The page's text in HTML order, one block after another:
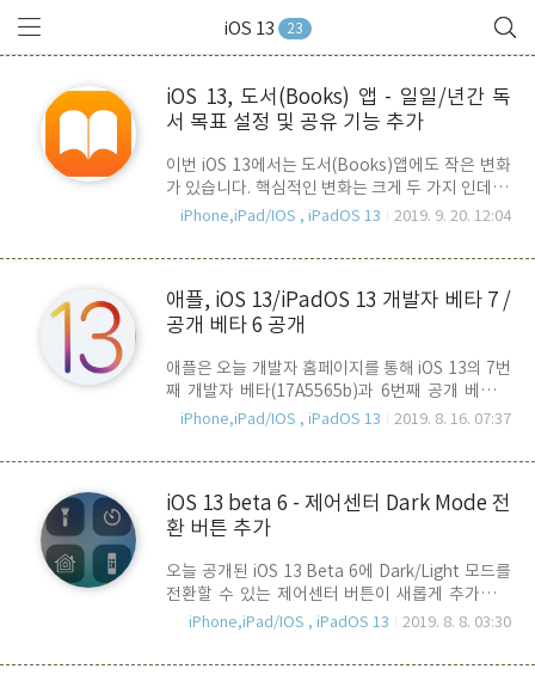
iOS 13 23
iOS 13, 도서(Books) 앱 - 일일/년간 독
서 목표 설정 및 공유 기능 추가
이번 iOS 13에서는 도서(Books)앱에도 작은 변화
가 있습니다. 핵심적인 변화는 크게 두 가지 인데요.
바로 "독서 목표" 기능과 "목표달성 SNS 공유" 기
이 변경된 것을 확인할 수 있습니다. 제일 상단에는
의 이미지에서는 아직 읽고 있는 책이 없기 때문에
안내 문구가 대신하고 있는 것을 알 수 있습니다. 북
최초 실행의 경우에만 나타나고 책을 읽으면 나타
나지 않습니다. 북 스토어 검색은 화면 하단의 북스
토어 아이콘을 사용하면 됩니다. 메인 화면 가장 하
다. 목표 그래프를 터치하면, 아래와 같이 하루 일..
iPhone,iPad/IOS , iPadOS 13 2019. 9. 20. 12:04
애플, iOS 13/iPadOS 13 개발자 베타 7 /
공개 베타 6 공개
애플은 오늘 개발자 홈페이지를 통해 iOS 13의 7번
째 개발자 베타(17A5565b)과 6번째 공개 베타버
전을 동시에 공개 했습니다. 개발자 버전과 공개 베
도가 높아지고, 정식버전의 출시가 멀지 않았다는
/ iPadOS 13 개발자 베타 7을 처음 기기에 업데이
트 할 때 표시되는 안내 페이지에 사용될 내부 이미
(화요일)로 표시되어 있다는 것으로, 루머는 이것이
오는 9월 10일 (한국시각 9월 11일, 수요일) iOS
13의 정식버전이 출시되는 날을 의미한다고 보는
인 iPhone 11의 공개..
iPhone,iPad/IOS , iPadOS 13 2019. 8. 16. 07:37
iOS 13 beta 6 - 제어센터 Dark Mode 전
환 버튼 추가
오늘 공개된 iOS 13 Beta 6에 Dark/Light 모드를
전환할 수 있는 제어센터 버튼이 새롭게 추가되었
습니다.
iPhone,iPad/IOS , iPadOS 13 2019. 8. 8. 03:30